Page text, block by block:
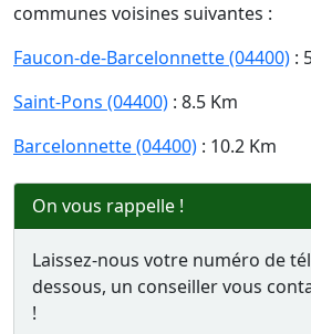
communes voisines suivantes :
Faucon-de-Barcelonnette (04400) :
Saint-Pons (04400) : 8.5 Km
Barcelonnette (04400) : 10.2 Km
On vous rappelle !
Laissez-nous votre numéro de
dessous, un conseiller vous
!